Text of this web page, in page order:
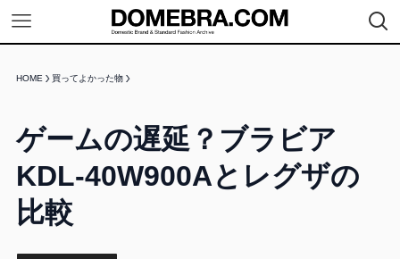
HOME 買ってよかった物
ゲームの遅延？ブラビア
KDL-40W900Aとレグザの
比較